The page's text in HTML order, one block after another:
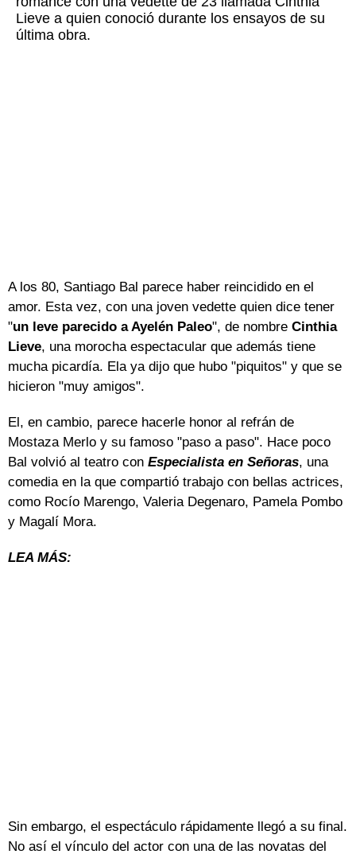
Lieve a quien conoció durante los ensayos de su
última obra.
A los 80, Santiago Bal parece haber reincidido en el
amor. Esta vez, con una joven vedette quien dice tener
"un leve parecido a Ayelén Paleo", de nombre Cinthia
Lieve, una morocha espectacular que además tiene
mucha picardía. Ela ya dijo que hubo "piquitos" y que se
hicieron "muy amigos".
El, en cambio, parece hacerle honor al refrán de
Mostaza Merlo y su famoso "paso a paso". Hace poco
Bal volvió al teatro con Especialista en Señoras, una
comedia en la que compartió trabajo con bellas actrices,
como Rocío Marengo, Valeria Degenaro, Pamela Pombo
y Magalí Mora.
LEA MÁS:
Sin embargo, el espectáculo rápidamente llegó a su final.
No así el vínculo del actor con una de las novatas del